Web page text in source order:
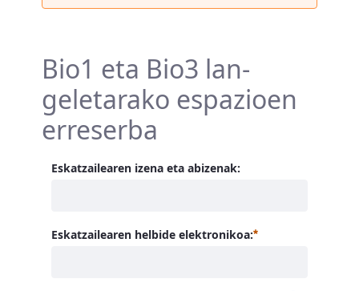
Bio1 eta Bio3 lan-
geletarako espazioen
erreserba
Eskatzailearen izena eta abizenak:
Eskatzailearen helbide elektronikoa: Beharrezkoa